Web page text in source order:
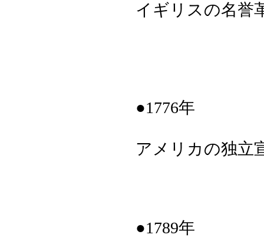
イギリスの名誉
●1776年
アメリカの独立
●1789年